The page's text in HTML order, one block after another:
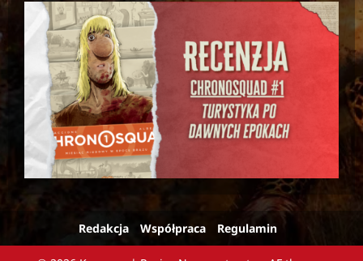
Redakcja Współpraca Regulamin